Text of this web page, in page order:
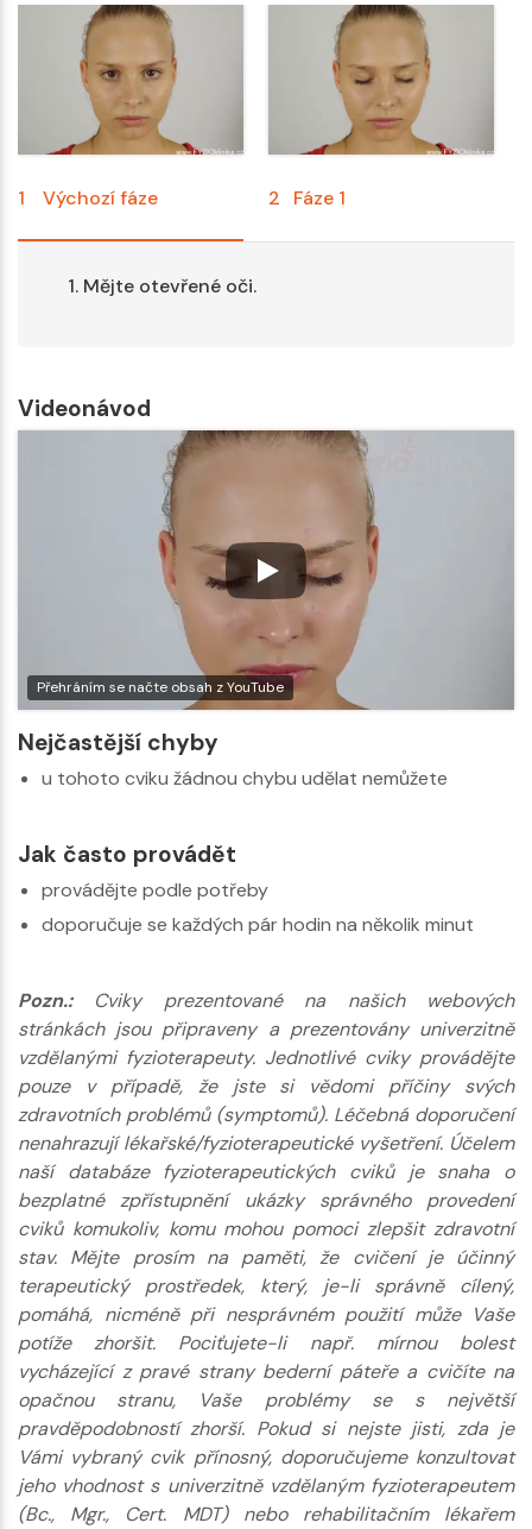
1 Výchozí fáze 2 Fáze 1
Mějte otevřené oči.
Videonávod
Přehráním se načte obsah z YouTube
Nejčastější chyby
u tohoto cviku žádnou chybu udělat nemůžete
Jak často provádět
provádějte podle potřeby
doporučuje se každých pár hodin na několik minut
Pozn.: Cviky prezentované na našich webových
stránkách jsou připraveny a prezentovány univerzitně
vzdělanými fyzioterapeuty. Jednotlivé cviky provádějte
pouze v případě, že jste si vědomi příčiny svých
zdravotních problémů (symptomů). Léčebná doporučení
nenahrazují lékařské/fyzioterapeutické vyšetření. Účelem
naší databáze fyzioterapeutických cviků je snaha o
bezplatné zpřístupnění ukázky správného provedení
cviků komukoliv, komu mohou pomoci zlepšit zdravotní
stav. Mějte prosím na paměti, že cvičení je účinný
terapeutický prostředek, který, je-li správně cílený,
pomáhá, nicméně při nesprávném použití může Vaše
potíže zhoršit. Pociťujete-li např. mírnou bolest
vycházející z pravé strany bederní páteře a cvičíte na
opačnou stranu, Vaše problémy se s největší
pravděpodobností zhorší. Pokud si nejste jisti, zda je
Vámi vybraný cvik přínosný, doporučujeme konzultovat
jeho vhodnost s univerzitně vzdělaným fyzioterapeutem
(Bc., Mgr., Cert. MDT) nebo rehabilitačním lékařem